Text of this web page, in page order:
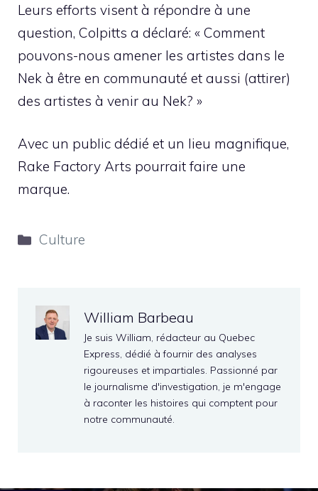
Leurs efforts visent à répondre à une
question, Colpitts a déclaré: « Comment
pouvons-nous amener les artistes dans le
Nek à être en communauté et aussi (attirer)
des artistes à venir au Nek? »
Avec un public dédié et un lieu magnifique,
Rake Factory Arts pourrait faire une
marque.
Catégories
Culture
William Barbeau
Je suis William, rédacteur au Quebec
Express, dédié à fournir des analyses
rigoureuses et impartiales. Passionné par
le journalisme d'investigation, je m'engage
à raconter les histoires qui comptent pour
notre communauté.